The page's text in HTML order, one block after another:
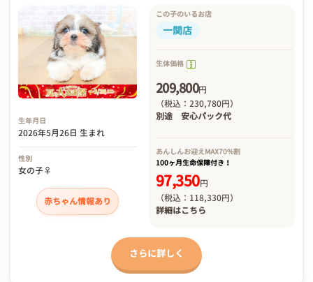
生年月日
2026年5月26日 生まれ
性別
女の子♀
赤ちゃん情報あり
この子のいるお店
一関店
生体価格
209,800円
（税込：230,780円）
別途 安心パック代
あんしんお迎えMAX70%割
100ヶ月生命保障付き！
97,350円
（税込：118,330円）
詳細はこちら
さらに詳しく